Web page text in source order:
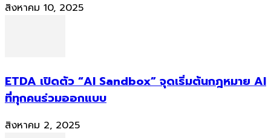
สิงหาคม 10, 2025
ETDA เปิดตัว “AI Sandbox” จุดเริ่มต้นกฎหมาย AI
ที่ทุกคนร่วมออกแบบ
สิงหาคม 2, 2025